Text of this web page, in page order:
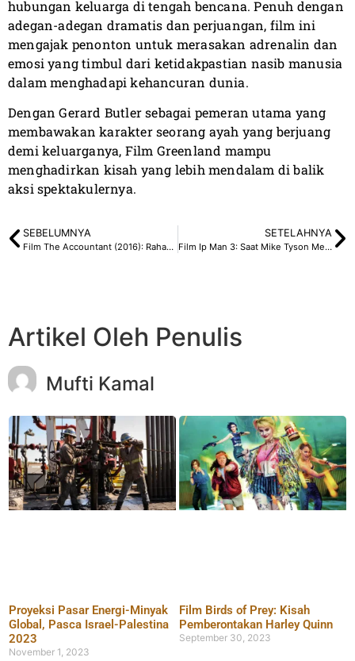
hubungan keluarga di tengah bencana. Penuh dengan
adegan-adegan dramatis dan perjuangan, film ini
mengajak penonton untuk merasakan adrenalin dan
emosi yang timbul dari ketidakpastian nasib manusia
dalam menghadapi kehancuran dunia.
Dengan Gerard Butler sebagai pemeran utama yang
membawakan karakter seorang ayah yang berjuang
demi keluarganya, Film Greenland mampu
menghadirkan kisah yang lebih mendalam di balik
aksi spektakulernya.
SEBELUMNYA
Film The Accountant (2016): Rahasia Akuntan Idap Autism
SETELAHNYA
Film Ip Man 3: Saat Mike Tyson Menjadi Lawan
Artikel Oleh Penulis
Mufti Kamal
Proyeksi Pasar Energi-Minyak
Global, Pasca Israel-Palestina
2023
November 1, 2023
Film Birds of Prey: Kisah
Pemberontakan Harley Quinn
September 30, 2023